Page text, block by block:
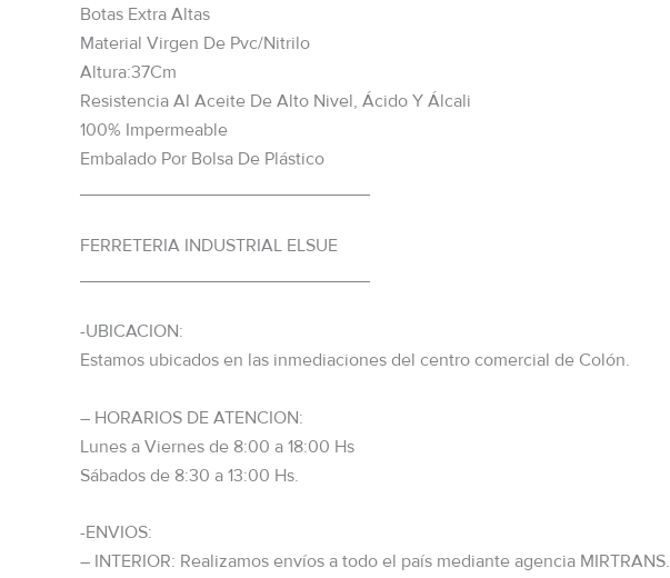
Botas Extra Altas
Material Virgen De Pvc/Nitrilo
Altura:37Cm
Resistencia Al Aceite De Alto Nivel, Ácido Y Álcali
100% Impermeable
Embalado Por Bolsa De Plástico
FERRETERIA INDUSTRIAL ELSUE
-UBICACION:
Estamos ubicados en las inmediaciones del centro comercial de Colón.
– HORARIOS DE ATENCION:
Lunes a Viernes de 8:00 a 18:00 Hs
Sábados de 8:30 a 13:00 Hs.
-ENVIOS:
– INTERIOR: Realizamos envíos a todo el país mediante agencia MIRTRANS.